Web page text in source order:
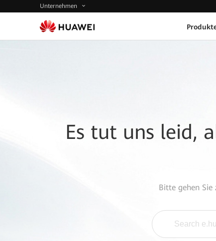
Unternehmen
Es tut uns leid,
Bitte gehen Sie